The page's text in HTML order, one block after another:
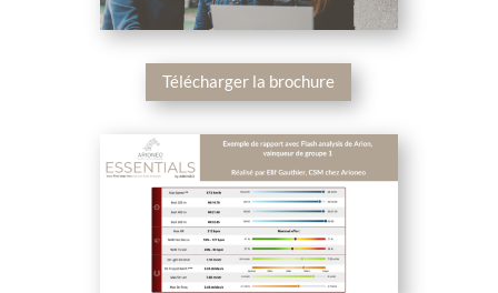
Télécharger la brochure